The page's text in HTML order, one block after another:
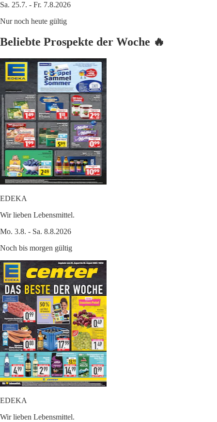
Sa. 25.7. - Fr. 7.8.2026
Nur noch heute gültig
Beliebte Prospekte der Woche 🔥
EDEKA
Wir lieben Lebensmittel.
Mo. 3.8. - Sa. 8.8.2026
Noch bis morgen gültig
EDEKA
Wir lieben Lebensmittel.